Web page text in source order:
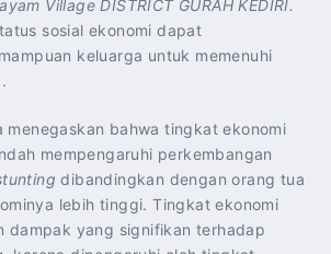
Village DISTRICT GURAH KEDIRI.
sosial ekonomi dapat
keluarga untuk memenuhi
menegaskan bahwa tingkat ekonomi
mempengaruhi perkembangan
dibandingkan dengan orang tua
lebih tinggi. Tingkat ekonomi
dampak yang signifikan terhadap